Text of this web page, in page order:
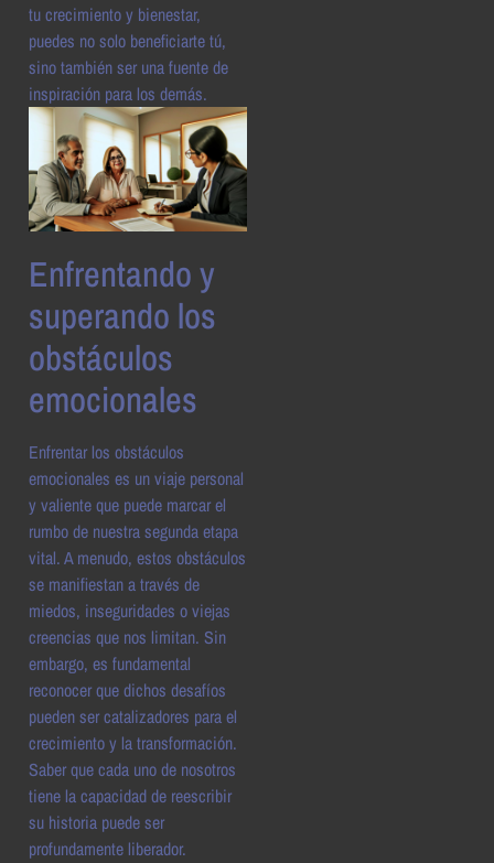
tu crecimiento y bienestar,
puedes no solo beneficiarte tú,
sino también ser una fuente de
inspiración para los demás.
Enfrentando y
superando los
obstáculos
emocionales
Enfrentar los obstáculos
emocionales es un viaje personal
y valiente que puede marcar el
rumbo de nuestra segunda etapa
vital. A menudo, estos obstáculos
se manifiestan a través de
miedos, inseguridades o viejas
creencias que nos limitan. Sin
embargo, es fundamental
reconocer que dichos desafíos
pueden ser catalizadores para el
crecimiento y la transformación.
Saber que cada uno de nosotros
tiene la capacidad de reescribir
su historia puede ser
profundamente liberador.